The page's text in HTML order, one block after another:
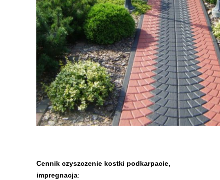
Cennik czyszczenie kostki podkarpacie,
impregnacja: